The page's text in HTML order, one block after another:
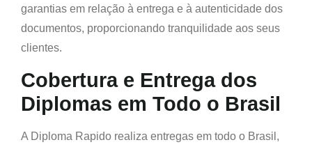
garantias em relação à entrega e à autenticidade dos
documentos, proporcionando tranquilidade aos seus
clientes.
Cobertura e Entrega dos
Diplomas em Todo o Brasil
A Diploma Rapido realiza entregas em todo o Brasil,